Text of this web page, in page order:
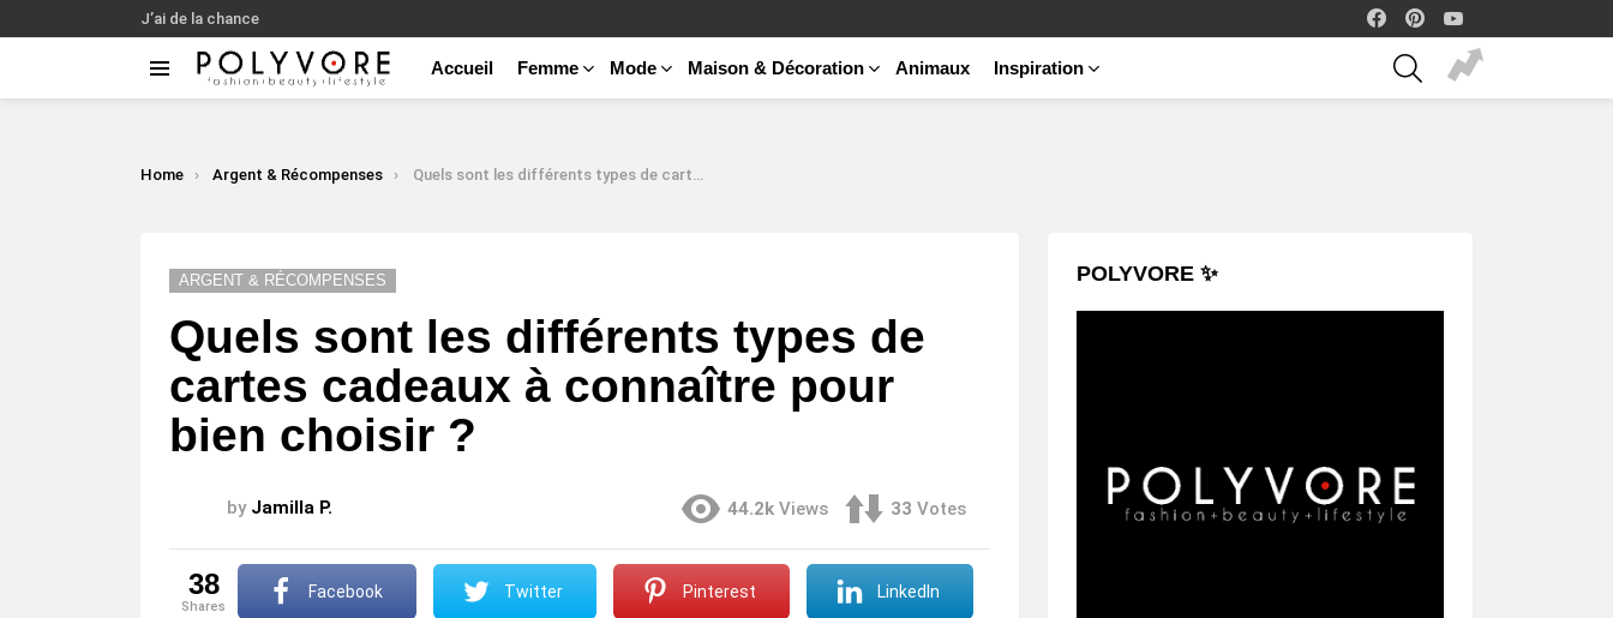
J’ai de la chance
facebook
Accueil Femme Mode Maison & Décoration Animaux Inspiration
SEARCH
You are here:
Home Argent & Récompenses Quels sont les différents types de cartes cadeaux à connaître pour bien choisir ?
ARGENT & RÉCOMPENSES
Quels sont les différents types de
cartes cadeaux à connaître pour
bien choisir ?
by Jamilla P. 44.2k Views 33 Votes
38
shares
Facebook Twitter Pinterest LinkedIn
POLYVORE ✨